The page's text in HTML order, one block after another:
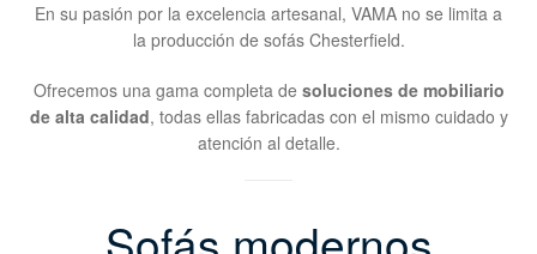
En su pasión por la excelencia artesanal, VAMA no se limita a
la producción de sofás Chesterfield.
Ofrecemos una gama completa de soluciones de mobiliario
de alta calidad, todas ellas fabricadas con el mismo cuidado y
atención al detalle.